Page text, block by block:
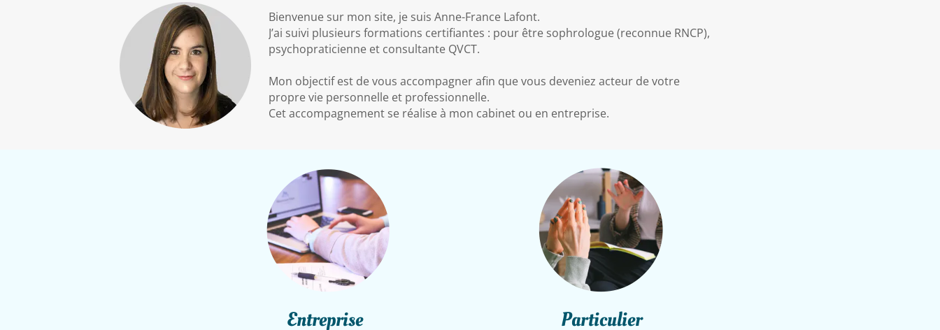
Bienvenue sur mon site, je suis Anne-France Lafont.
J’ai suivi plusieurs formations certifiantes : pour être sophrologue (reconnue RNCP),
psychopraticienne et consultante QVCT.
Mon objectif est de vous accompagner afin que vous deveniez acteur de votre
propre vie personnelle et professionnelle.
Cet accompagnement se réalise à mon cabinet ou en entreprise.
brightness_1
brightness_1
Entreprise Particulier